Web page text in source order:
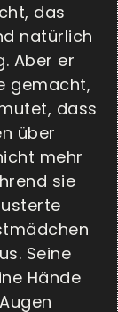
das
natürlich
Aber er
gemacht,
dass
über
mehr
sie
Seine
Hände